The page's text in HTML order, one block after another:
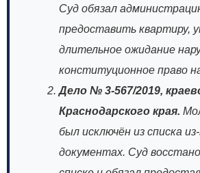
Суд обязал
предоставить квартиру,
длительное ожидание
конституционное право
Дело № 3‑567/2019,
Краснодарского края.
был исключён из списка
документах. Суд